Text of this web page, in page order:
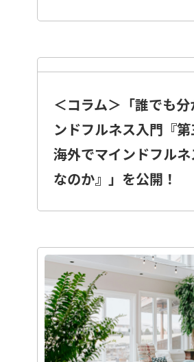
＜コラム＞「誰でも分
ンドフルネス入門『
海外でマインドフル
なのか』」を公開！